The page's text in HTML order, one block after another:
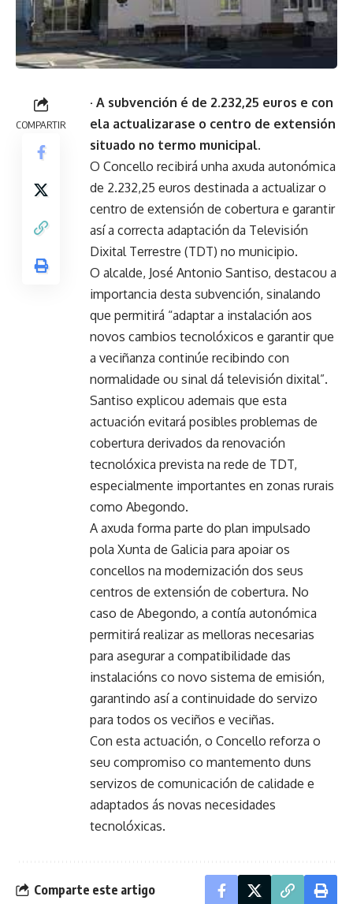
COMPARTIR
· A subvención é de 2.232,25 euros e con
ela actualizarase o centro de extensión
situado no termo municipal.
O Concello recibirá unha axuda autonómica
de 2.232,25 euros destinada a actualizar o
centro de extensión de cobertura e garantir
así a correcta adaptación da Televisión
Dixital Terrestre (TDT) no municipio.
O alcalde, José Antonio Santiso, destacou a
importancia desta subvención, sinalando
que permitirá “adaptar a instalación aos
novos cambios tecnolóxicos e garantir que
a veciñanza continúe recibindo con
normalidade ou sinal dá televisión dixital”.
Santiso explicou ademais que esta
actuación evitará posibles problemas de
cobertura derivados da renovación
tecnolóxica prevista na rede de TDT,
especialmente importantes en zonas rurais
como Abegondo.
A axuda forma parte do plan impulsado
pola Xunta de Galicia para apoiar os
concellos na modernización dos seus
centros de extensión de cobertura. No
caso de Abegondo, a contía autonómica
permitirá realizar as melloras necesarias
para asegurar a compatibilidade das
instalacións co novo sistema de emisión,
garantindo así a continuidade do servizo
para todos os veciños e veciñas.
Con esta actuación, o Concello reforza o
seu compromiso co mantemento duns
servizos de comunicación de calidade e
adaptados ás novas necesidades
tecnolóxicas.
Comparte este artigo